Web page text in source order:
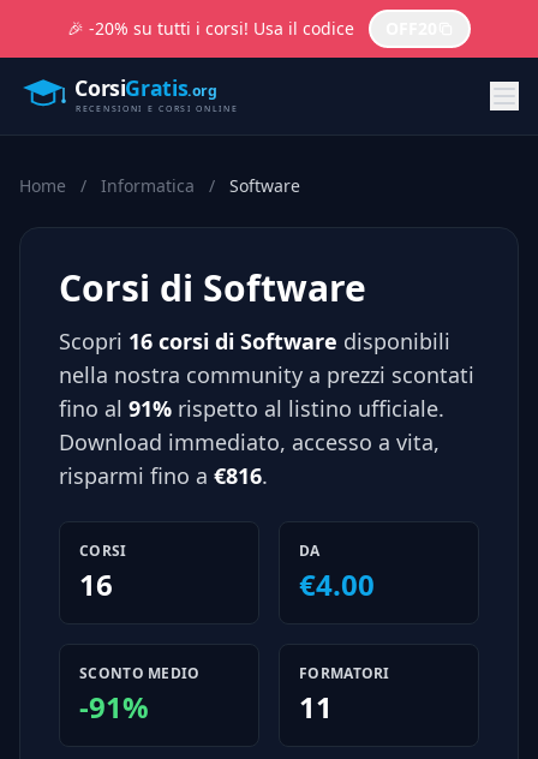
🎉 -20% su tutti i corsi! Usa il codice
Home / Informatica / Software
Corsi di Software
Scopri 16 corsi di Software disponibili
nella nostra community a prezzi scontati
fino al 91% rispetto al listino ufficiale.
Download immediato, accesso a vita,
risparmi fino a €816.
CORSI
16
DA
€4.00
SCONTO MEDIO
-91%
FORMATORI
11